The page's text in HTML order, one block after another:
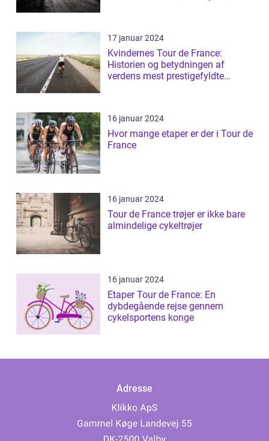
17 januar 2024
Kvindernes Tour de France:
Historien og betydningen af
verdens mest prestigefyldte
16 januar 2024
Hvor mange etaper er der i Tour de
France
16 januar 2024
Tour de France trøjer er ikke bare
almindelige cykeltrøjer
16 januar 2024
Etaper Tour de France: En
dybdegående rejse gennem
cykelsportens konge
Adresse